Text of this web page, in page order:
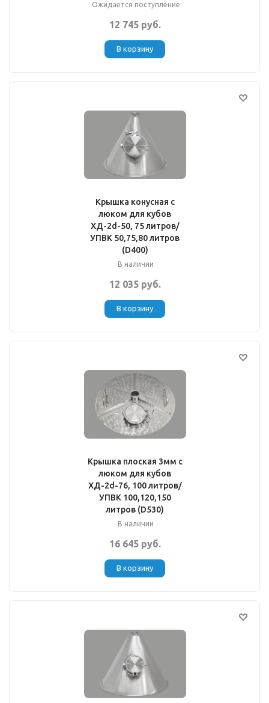
Ожидается поступление
12 745 руб.
В корзину
Крышка конусная с
люком для кубов
ХД-2d-50, 75 литров/
УПВК 50,75,80 литров
(D400)
В наличии
12 035 руб.
В корзину
Крышка плоская 3мм с
люком для кубов
ХД-2d-76, 100 литров/
УПВК 100,120,150
литров (D530)
В наличии
16 645 руб.
В корзину